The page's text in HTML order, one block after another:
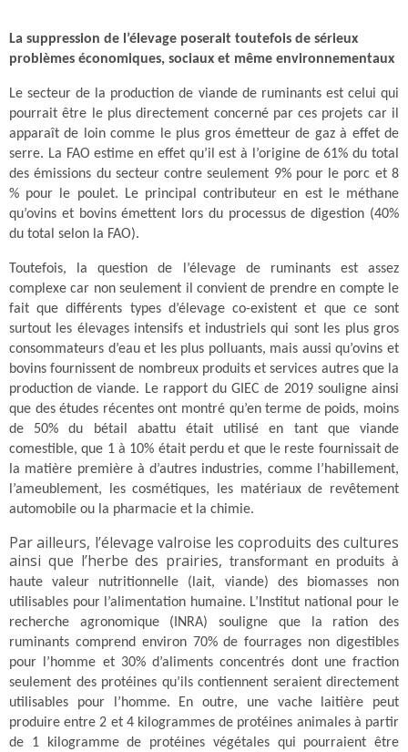
La suppression de l’élevage poserait toutefois de sérieux
problèmes économiques, sociaux et même environnementaux
Le secteur de la production de viande de ruminants est celui qui
pourrait être le plus directement concerné par ces projets car il
apparaît de loin comme le plus gros émetteur de gaz à effet de
serre. La FAO estime en effet qu’il est à l’origine de 61% du total
des émissions du secteur contre seulement 9% pour le porc et 8
% pour le poulet. Le principal contributeur en est le méthane
qu’ovins et bovins émettent lors du processus de digestion (40%
du total selon la FAO).
Toutefois, la question de l’élevage de ruminants est assez
complexe car non seulement il convient de prendre en compte le
fait que différents types d’élevage co-existent et que ce sont
surtout les élevages intensifs et industriels qui sont les plus gros
consommateurs d’eau et les plus polluants, mais aussi qu’ovins et
bovins fournissent de nombreux produits et services autres que la
production de viande. Le rapport du GIEC de 2019 souligne ainsi
que des études récentes ont montré qu’en terme de poids, moins
de 50% du bétail abattu était utilisé en tant que viande
comestible, que 1 à 10% était perdu et que le reste fournissait de
la matière première à d’autres industries, comme l’habillement,
l’ameublement, les cosmétiques, les matériaux de revêtement
automobile ou la pharmacie et la chimie.
Par ailleurs, l’élevage valroise les coproduits des cultures
ainsi que l’herbe des prairies, transformant en produits à
haute valeur nutritionnelle (lait, viande) des biomasses non
utilisables pour l’alimentation humaine. L’Institut national pour le
recherche agronomique (INRA) souligne que la ration des
ruminants comprend environ 70% de fourrages non digestibles
pour l’homme et 30% d’aliments concentrés dont une fraction
seulement des protéines qu’ils contiennent seraient directement
utilisables pour l’homme. En outre, une vache laitière peut
produire entre 2 et 4 kilogrammes de protéines animales à partir
de 1 kilogramme de protéines végétales qui pourraient être